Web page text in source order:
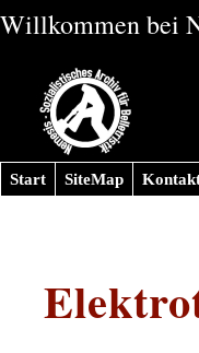
Willkommen bei
Start SiteMap